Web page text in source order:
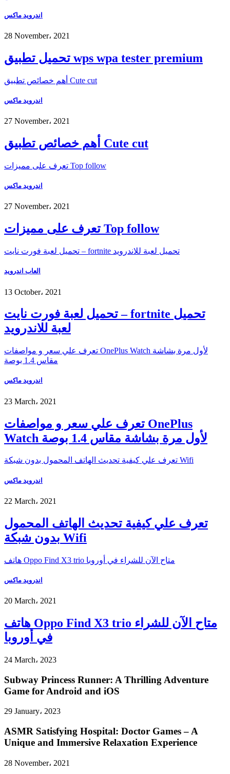
اندرويد ماكس
28 November، 2021
تحميل تطبيق wps wpa tester premium
أهم خصائص تطبيق Cute cut
اندرويد ماكس
27 November، 2021
أهم خصائص تطبيق Cute cut
تعرف على مميزات Top follow
اندرويد ماكس
27 November، 2021
تعرف على مميزات Top follow
تحميل لعبة فورت نايت – fortnite تحميل لعبة للاندرويد
العاب اندرويد
13 October، 2021
تحميل لعبة فورت نايت – fortnite تحميل
لعبة للاندرويد
تعرف علي سعر و مواصفات OnePlus Watch لأول مرة بشاشة
مقاس 1.4 بوصة
اندرويد ماكس
23 March، 2021
تعرف علي سعر و مواصفات OnePlus
Watch لأول مرة بشاشة مقاس 1.4 بوصة
تعرف علي كيفية تحديث الهاتف المحمول بدون شبكة Wifi
اندرويد ماكس
22 March، 2021
تعرف علي كيفية تحديث الهاتف المحمول
بدون شبكة Wifi
هاتف Oppo Find X3 trio متاح الآن للشراء في أوروبا
اندرويد ماكس
20 March، 2021
هاتف Oppo Find X3 trio متاح الآن للشراء
في أوروبا
24 March، 2023
Subway Princess Runner: A Thrilling Adventure
Game for Android and iOS
29 January، 2023
ASMR Satisfying Hospital: Doctor Games – A
Unique and Immersive Relaxation Experience
28 November، 2021